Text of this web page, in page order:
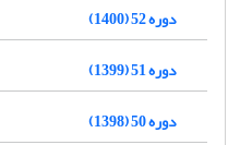
دوره 52 (1400)
دوره 51 (1399)
دوره 50 (1398)